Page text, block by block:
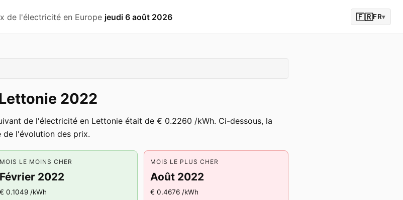
de l'électricité en Europe jeudi 6 août 2026 🇫🇷FR▾
2022
de l'électricité en Lettonie était de € 0.2260 /kWh. Ci-dessous, la
l'évolution des prix.
MOIS LE MOINS CHER
Février 2022
€ 0.1049 /kWh
MOIS LE PLUS CHER
Août 2022
€ 0.4676 /kWh